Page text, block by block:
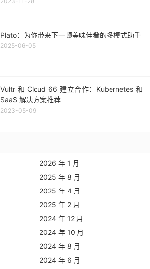
Plato：为你带来下一顿美味佳肴的多模式助手
2025-06-05
Vultr 和 Cloud 66 建立合作：Kubernetes 和
SaaS 解决方案推荐
2023-05-09
2026 年 1 月
2025 年 8 月
2025 年 4 月
2025 年 2 月
2024 年 12 月
2024 年 10 月
2024 年 8 月
2024 年 6 月